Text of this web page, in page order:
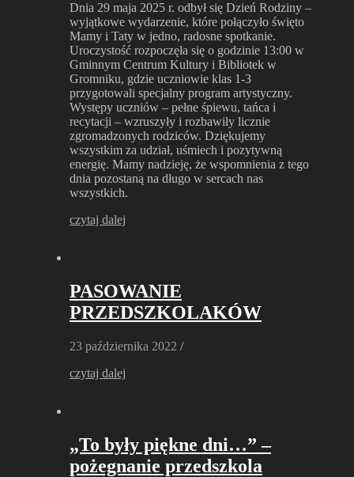
Dnia 29 maja 2025 r. odbył się Dzień Rodziny –
wyjątkowe wydarzenie, które połączyło święto
Mamy i Taty w jedno, radosne spotkanie.
Uroczystość rozpoczęła się o godzinie 13:00 w
Gminnym Centrum Kultury i Bibliotek w
Gromniku, gdzie uczniowie klas 1-3
przygotowali specjalny program artystyczny.
Występy uczniów – pełne śpiewu, tańca i
recytacji – wzruszyły i rozbawiły licznie
zgromadzonych rodziców. Dziękujemy
wszystkim za udział, uśmiech i pozytywną
energię. Mamy nadzieję, że wspomnienia z tego
dnia pozostaną na długo w sercach nas
wszystkich.
czytaj dalej
PASOWANIE
PRZEDSZKOLAKÓW
23 października 2022 /
czytaj dalej
„To były piękne dni…” –
pożegnanie przedszkola